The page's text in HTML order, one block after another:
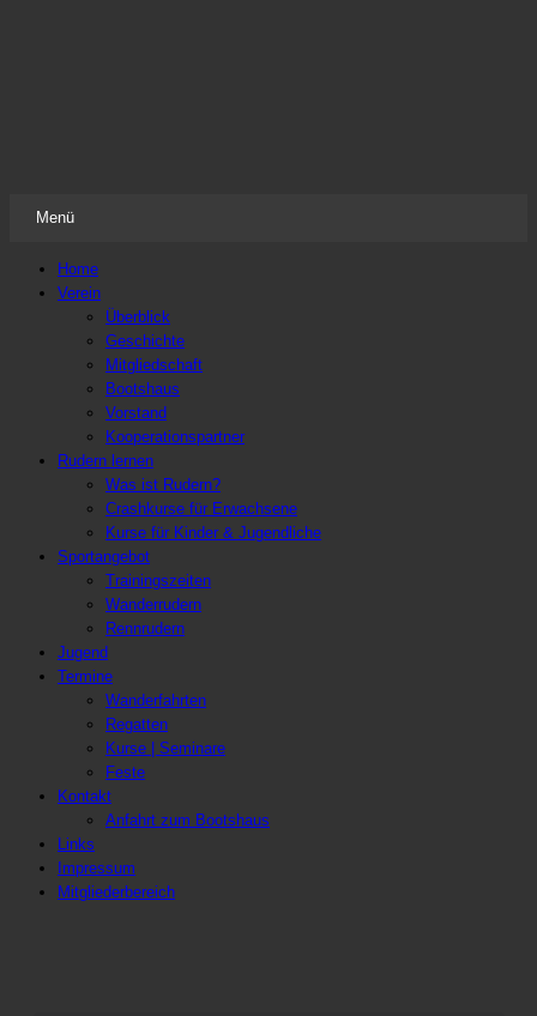
Menü
Inhalt
springen
Home
Verein
Überblick
Geschichte
Mitgliedschaft
Bootshaus
Vorstand
Kooperationspartner
Rudern lernen
Was ist Rudern?
Crashkurse für Erwachsene
Kurse für Kinder & Jugendliche
Sportangebot
Trainingszeiten
Wanderrudern
Rennrudern
Jugend
Termine
Wanderfahrten
Regatten
Kurse | Seminare
Feste
Kontakt
Anfahrt zum Bootshaus
Links
Impressum
Mitgliederbereich